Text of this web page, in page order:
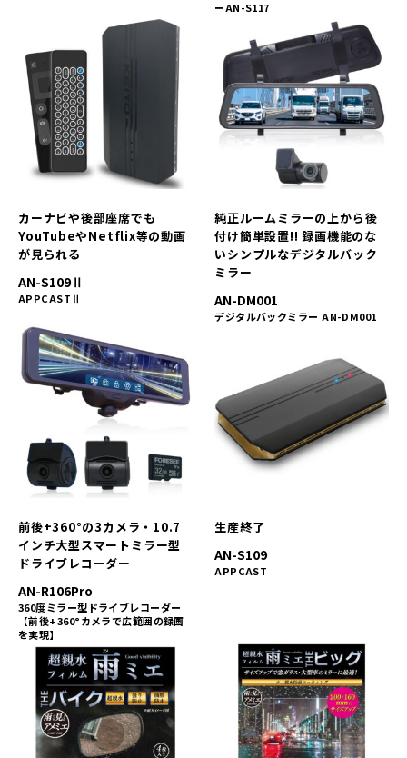
ーAN-S117
カーナビや後部座席でも
YouTubeやNetflix等の動画
が見られる
AN-S109Ⅱ
APPCASTⅡ
純正ルームミラーの上から後
付け簡単設置!! 録画機能のな
いシンプルなデジタルバック
ミラー
AN-DM001
デジタルバックミラー AN-DM001
前後+360°の3カメラ・10.7
インチ大型スマートミラー型
ドライブレコーダー
AN-R106Pro
360度ミラー型ドライブレコーダー
【前後+360°カメラで広範囲の録画
を実現】
生産終了
AN-S109
APPCAST